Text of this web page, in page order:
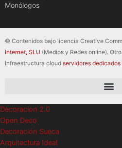
Monólogos
© Contenidos bajo licencia Creative
Internet, SLU (Medios y Redes online).
Infraestructura cloud servidores dedicados
Decoracion 2.0
Open Deco
Decoración Sueca
Arquitectura Ideal